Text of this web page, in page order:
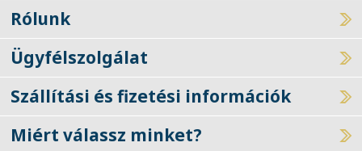
Rólunk
Ügyfélszolgálat
Szállítási és fizetési információk
Miért válassz minket?